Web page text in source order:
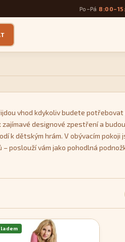
Po–Pá
vhod kdykoliv budete
designové zpestření a
k dětským hrám. V obývacím pokoji
vám jako pohodlná